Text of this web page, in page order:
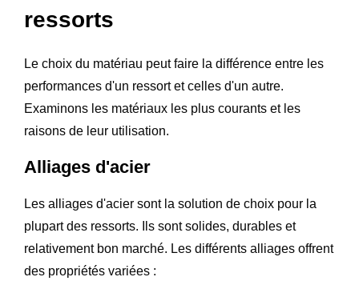
ressorts
Le choix du matériau peut faire la différence entre les
performances d'un ressort et celles d'un autre.
Examinons les matériaux les plus courants et les
raisons de leur utilisation.
Alliages d'acier
Les alliages d'acier sont la solution de choix pour la
plupart des ressorts. Ils sont solides, durables et
relativement bon marché. Les différents alliages offrent
des propriétés variées :